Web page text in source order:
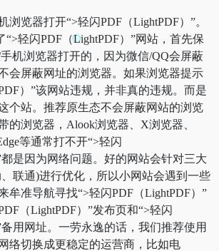
浏览器打开“>轻闪PDF（LightPDF）”。
“>轻闪PDF（LightPDF）”网站，首先保
机浏览器打开的，因为微信/QQ会屏蔽
会屏蔽网址的浏览器。如果浏览器提示
）”该网站违规，并非真的违规。而是
个站。推荐原生态不会屏蔽网站的浏览
的浏览器，Alook浏览器、X浏览器、
等通常打不开“>轻闪
都是因为网络问题。好的网站会针对三大
联通)进行优化，所以小网站会遇到一些
牟准导航寻找“>轻闪PDF（LightPDF）”
（LightPDF）”发布页和“>轻闪
用网址。一劳永逸的话，我们推荐使用
络切换成更稳定的运营商，比如电